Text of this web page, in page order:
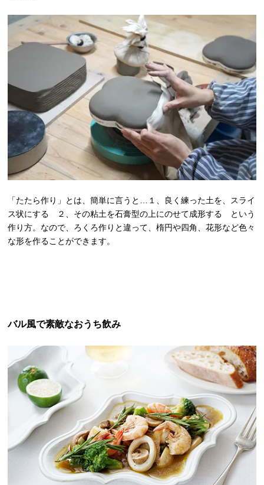
「たたら作り」とは、簡単に言うと…１、良く練った土を、スライ
ス状にする ２、その粘土を石膏型の上にのせて成形する という
作り方。なので、ろくろ作りと違って、楕円や四角、花形など色々
な形を作ることができます。
バル風で素敵なおうち飲み